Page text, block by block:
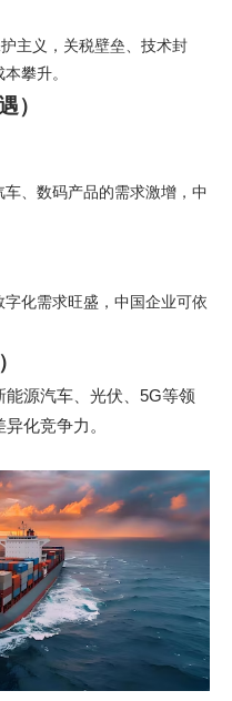
主义，关税壁垒、技术封
攀升。
）
、数码产品的需求激增，中
化需求旺盛，中国企业可依
源汽车、光伏、5G等领
化竞争力。